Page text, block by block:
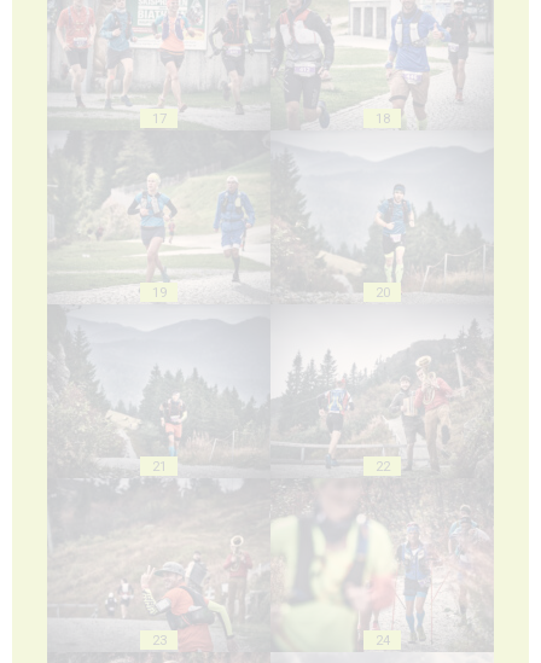
17 18
19 20
21 22
23 24